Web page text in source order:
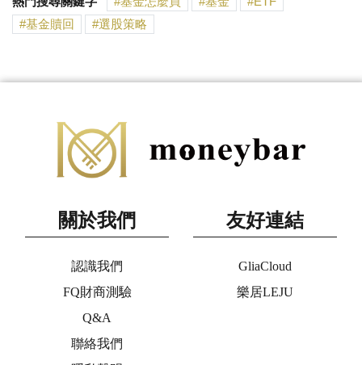
基金贖回
選股策略
關於我們
認識我們
FQ財商測驗
Q&A
聯絡我們
友好連結
GliaCloud
樂居LEJU